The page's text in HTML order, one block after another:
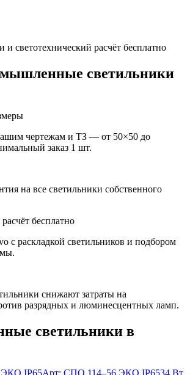
и светотехнический расчёт бесплатно
светильники
чертежам и ТЗ — от 50×50 до
заказ 1 шт.
на все светильники собственного
бесплатно
с раскладкой светильников и подбором
снижают затраты на
разрядных и люминесцентных ламп.
светильники в